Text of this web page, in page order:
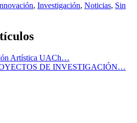
, Investigación, Noticias, Sin
Artística UACh…
DE INVESTIGACIÓN…